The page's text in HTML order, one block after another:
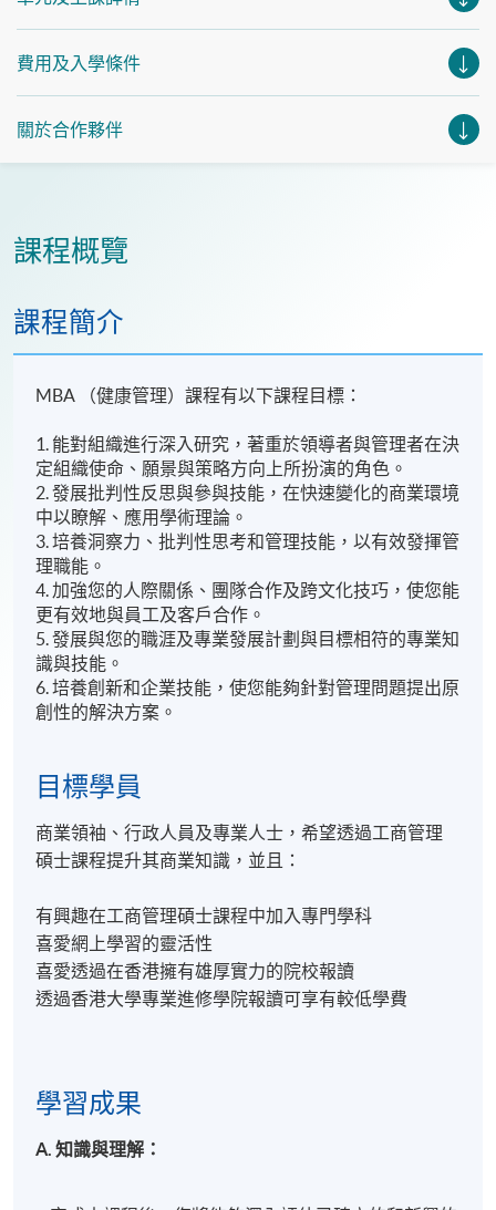
費用及入學條件
關於合作夥伴
課程概覽
課程簡介
MBA （健康管理）課程有以下課程目標：
1. 能對組織進行深入研究，著重於領導者與管理者在決
定組織使命、願景與策略方向上所扮演的角色。
2. 發展批判性反思與參與技能，在快速變化的商業環境
中以瞭解、應用學術理論。
3. 培養洞察力、批判性思考和管理技能，以有效發揮管
理職能。
4. 加強您的人際關係、團隊合作及跨文化技巧，使您能
更有效地與員工及客戶合作。
5. 發展與您的職涯及專業發展計劃與目標相符的專業知
識與技能。
6. 培養創新和企業技能，使您能夠針對管理問題提出原
創性的解決方案。
目標學員
商業領袖、行政人員及專業人士，希望透過工商管理
碩士課程提升其商業知識，並且：
有興趣在工商管理碩士課程中加入專門學科
喜愛網上學習的靈活性
喜愛透過在香港擁有雄厚實力的院校報讀
透過香港大學專業進修學院報讀可享有較低學費
學習成果
A. 知識與理解：